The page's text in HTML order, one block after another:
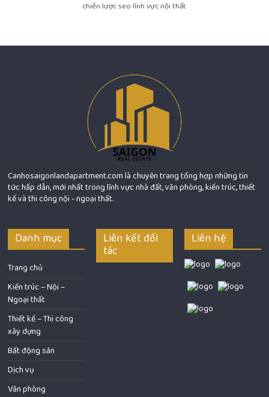
chiến lược seo lĩnh vực nội thất
Canhosaigonlandapartment.com là chuyên trang tổng hợp những tin
tức hấp dẫn, mới nhất trong lĩnh vực nhà đất, văn phòng, kiến trúc, thiết
kế và thi công nội - ngoại thất.
Danh mục
Trang chủ
Kiến trúc – Nội –
Ngoại thất
Thiết kế – Thi công
xây dựng
Bất động sản
Dịch vụ
Văn phòng
Liên kết đối
tác
Liên hệ